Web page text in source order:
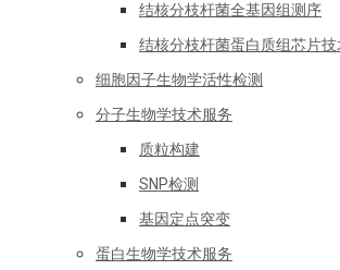
结核分枝杆菌全基因组测序
结核分枝杆菌蛋白质组芯片技
细胞因子生物学活性检测
分子生物学技术服务
质粒构建
SNP检测
基因定点突变
蛋白生物学技术服务